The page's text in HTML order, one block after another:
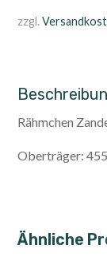
zzgl.
Rähmchen
Oberträger:
Ähnliche